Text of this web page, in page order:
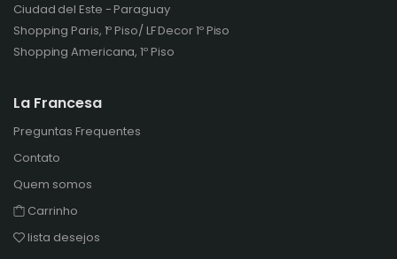
Ciudad del Este - Paraguay
Shopping Paris, 1º Piso/ LF Decor 1º Piso
Shopping Americana, 1º Piso
La Francesa
Preguntas Frequentes
Contato
Quem somos
Carrinho
lista desejos